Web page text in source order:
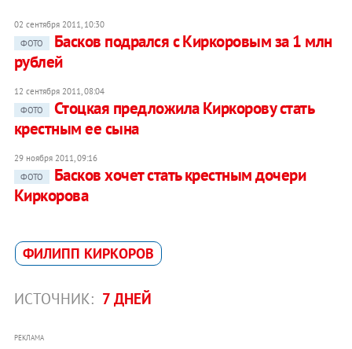
02 сентября 2011, 10:30
ФОТО
Басков подрался с Киркоровым за 1 млн
рублей
12 сентября 2011, 08:04
ФОТО
Стоцкая предложила Киркорову стать
крестным ее сына
29 ноября 2011, 09:16
ФОТО
Басков хочет стать крестным дочери
Киркорова
ФИЛИПП КИРКОРОВ
ИСТОЧНИК: 7 ДНЕЙ
РЕКЛАМА